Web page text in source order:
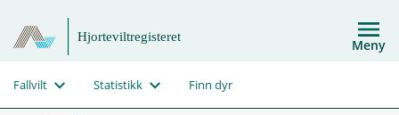
Hjorteviltregisteret Meny
Fallvilt Statistikk Finn dyr